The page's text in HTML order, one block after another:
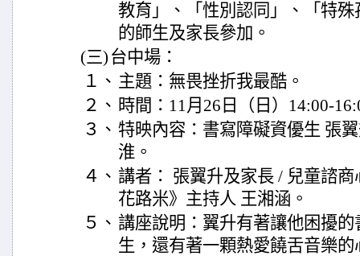
教育」、「性別認同」、「特
的師生及家長參加。
(三) 台中場：
１、 主題：無畏挫折我最酷。
２、 時間：11月26日（日）14:00-
３、 特映內容：書寫障礙資優生 張
淮。
４、 講者： 張翼升及家長 / 兒童諮
花路米》主持人 王湘涵。
５、 講座說明：翼升有著讓他困擾
生，還有著一顆熱愛饒舌音樂